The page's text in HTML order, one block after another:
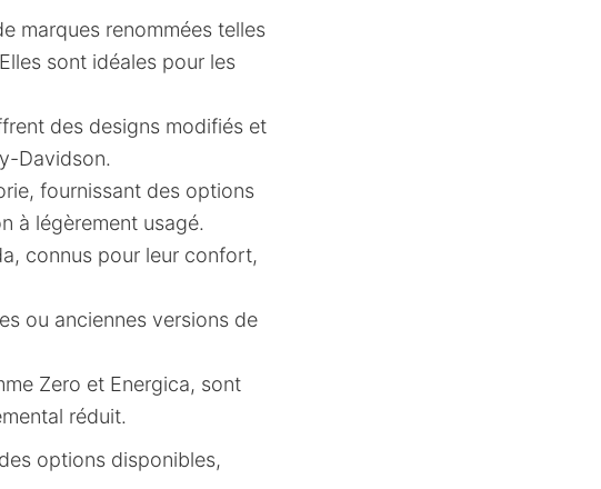
marques renommées telles
sont idéales pour les
des designs modifiés et
Davidson.
fournissant des options
à légèrement usagé.
connus pour leur confort,
ou anciennes versions de
Zero et Energica, sont
réduit.
options disponibles,